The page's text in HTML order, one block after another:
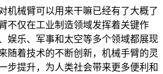
机械臂可以用来干嘛已经有了大概了
不仅在工业制造领域发挥着关键作
娱乐、军事和太空等多个领域都展现
随着技术的不断创新，机械手臂的灵
步提升，为人类社会带来更多便利和